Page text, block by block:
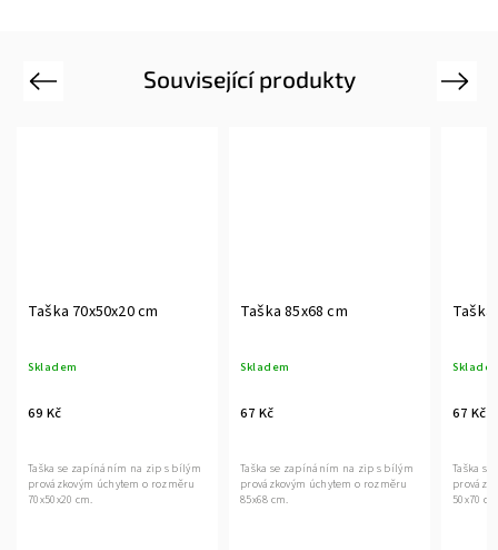
Související produkty
Previous
Taška 70x50x20 cm
Skladem
69 Kč
Taška se zapínáním na zip s bílým
provázkovým úchytem o rozměru
70x50x20 cm.
Taška 85x68 cm
Skladem
67 Kč
Taška se zapínáním na zip s bílým
provázkovým úchytem o rozměru
85x68 cm.
Taška
67 Kč
Taška
50x70
Next